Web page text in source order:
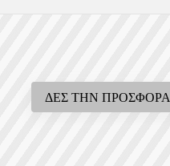
ΔΕΣ ΤΗΝ ΠΡΟΣΦΟΡΑ